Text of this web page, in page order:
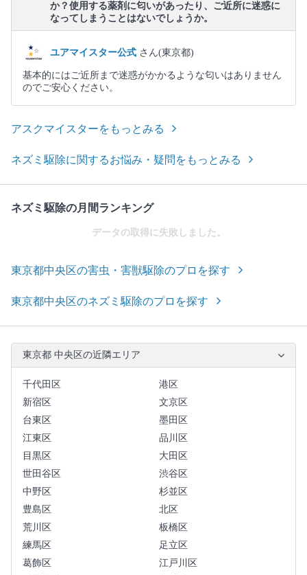
か？使用する薬剤に匂いがあったり、ご近所に迷惑に
なってしまうことはないでしょうか。
ユアマイスター公式 さん(東京都)
基本的にはご近所まで迷惑がかかるような匂いはありません
のでご安心ください。
アスクマイスターをもっとみる
ネズミ駆除に関するお悩み・疑問をもっとみる
ネズミ駆除の月間ランキング
データの取得に失敗しました。
東京都中央区の害虫・害獣駆除のプロを探す
東京都中央区のネズミ駆除のプロを探す
東京都 中央区の近隣エリア
千代田区
港区
新宿区
文京区
台東区
墨田区
江東区
品川区
目黒区
大田区
世田谷区
渋谷区
中野区
杉並区
豊島区
北区
荒川区
板橋区
練馬区
足立区
葛飾区
江戸川区